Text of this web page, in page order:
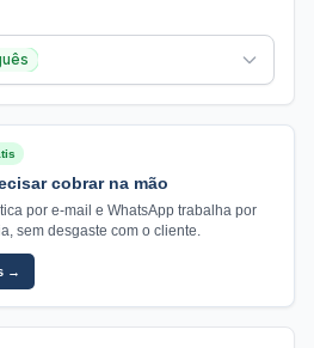
cobrar na mão
por e-mail e WhatsApp trabalha por
sem desgaste com o cliente.
→